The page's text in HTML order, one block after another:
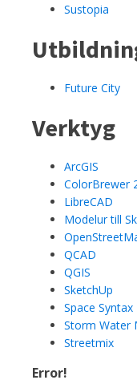
Sustopia
Future City
Verktyg
ArcGIS
ColorBrewer
LibreCAD
Modelur till
QCAD
QGIS
SketchUp
Space
Storm Water
Streetmix
Error!